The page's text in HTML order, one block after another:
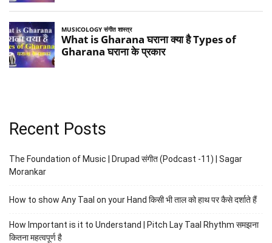
Recent Posts
The Foundation of Music | Drupad संगीत (Podcast -11) | Sagar
Morankar
How to show Any Taal on your Hand किसी भी ताल को हाथ पर कैसे दर्शाते हैं
How Important is it to Understand | Pitch Lay Taal Rhythm समझना
कितना महत्वपूर्ण है